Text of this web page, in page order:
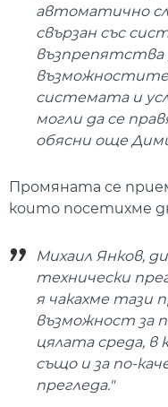
автоматично
свързан със
възпрепятства
възможностите
системата и
могли да се
обясни още
Промяната се
които посетихме
Михаил Янков,
технически
я чакахме тази
възможност за
цялата среда, в
също и за по-
прегледа."